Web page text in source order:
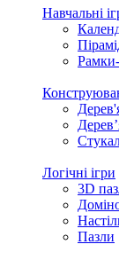
Навчальні
Логічні ігри
3D
Пазли